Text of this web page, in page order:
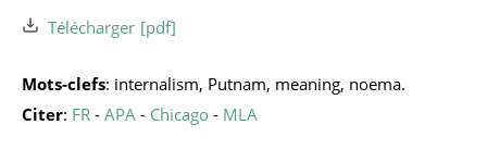
Télécharger
Mots-clefs: internalism, Putnam, meaning, noema.
Citer: FR - APA - Chicago - MLA